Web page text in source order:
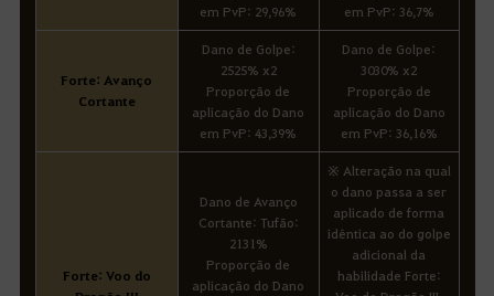
em PvP: 29,96%
em PvP: 36,7%
Forte: Avanço
Cortante
Dano de Golpe:
2525% x2
Proporção de
aplicação do Dano
em PvP: 43,39%
Dano de Golpe:
3030% x2
Proporção de
aplicação do Dano
em PvP: 36,16%
Forte: Voo do
Dano de Avanço
Cortante: Tufão:
2131%
Proporção de
aplicação do Dano
※ Alteração na qual
o dano passa a ser
aplicado de forma
idêntica ao do golpe
adicional da
habilidade Forte: